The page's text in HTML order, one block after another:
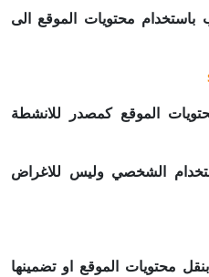
محتويات الموقع الى
الموقع كمصدر للانشطة
الشخصي وليس للاغراض
محتويات الموقع او تضمينها